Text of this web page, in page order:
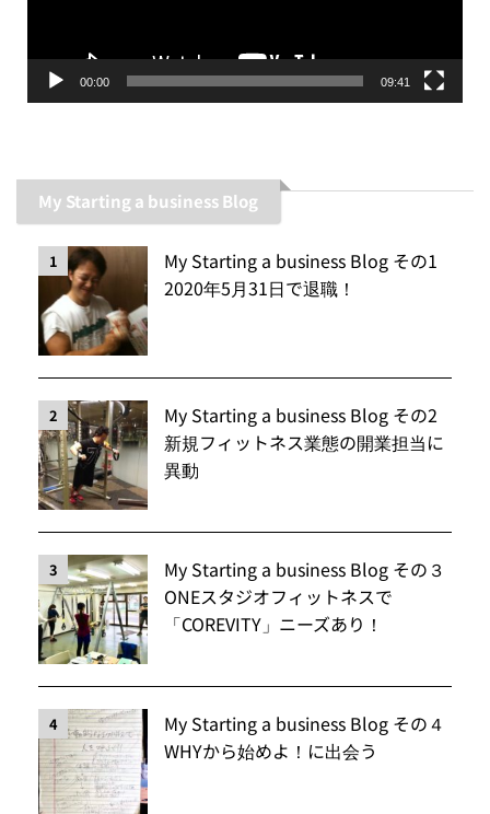
00:00 09:41
My Starting a business Blog
1
My Starting a business Blog その1
2020年5月31日で退職！
2
My Starting a business Blog その2
新規フィットネス業態の開業担当に
異動
3
My Starting a business Blog その３
ONEスタジオフィットネスで
「COREVITY」ニーズあり！
4
My Starting a business Blog その４
WHYから始めよ！に出会う